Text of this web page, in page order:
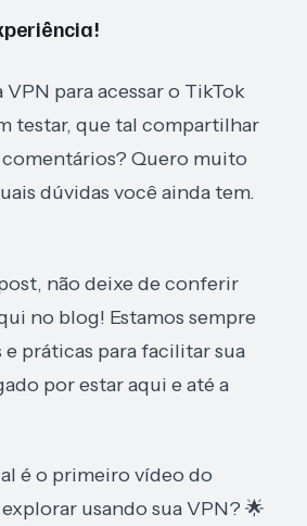
VPN para acessar o TikTok
testar, que tal compartilhar
Quero muito
dúvidas você ainda tem.
não deixe de conferir
no blog! Estamos sempre
práticas para facilitar sua
por estar aqui e até a
é o primeiro vídeo do
usando sua VPN? 🌟